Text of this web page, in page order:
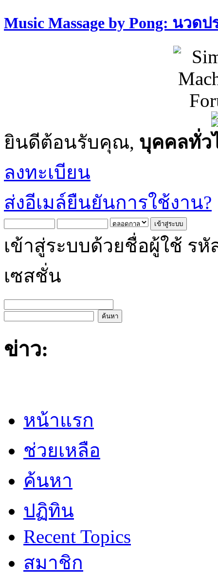
Music Massage by Pong: นวด
ยินดีต้อนรับคุณ, บุคคลทั่ว
ลงทะเบียน
ส่งอีเมล์ยืนยันการใช้งาน?
เข้าสู่ระบบด้วยชื่อผู้ใช้ รหั
เซสชั่น
ข่าว:
หน้าแรก
ช่วยเหลือ
ค้นหา
ปฏิทิน
Recent Topics
สมาชิก